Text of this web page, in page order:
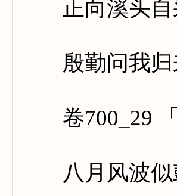
正向溪头自
殷勤问我归
卷700_29 「
八月风波似